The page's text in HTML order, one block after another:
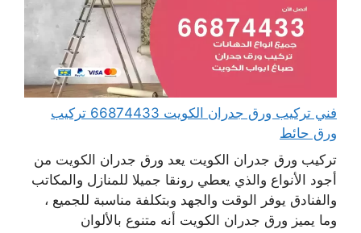
فني تركيب ورق جدران الكويت 66874433 تركيب
ورق حائط
تركيب ورق جدران الكويت يعد ورق جدران الكويت من
أجود الأنواع والذي يعطي رونقا جميلا للمنازل والمكاتب
والفنادق يوفر الوقت والجهد وبتكلفة مناسبة للجميع ،
وما يميز ورق جدران الكويت أنه متنوع بالألوان